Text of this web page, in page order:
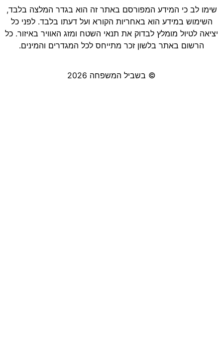
שימו לב כי המידע המפורסם באתר זה הוא בגדר המלצה בלבד,
השימוש במידע הוא באחריות הקורא ועל דעתו בלבד. לפני כל
יציאה לטיול מומלץ לבדוק את תנאי השטח ומזג האוויר באיזור. כל
הרשום באתר בלשון זכר מתייחס לכל המגדרים והמינים.
© בשביל המשפחה 2026